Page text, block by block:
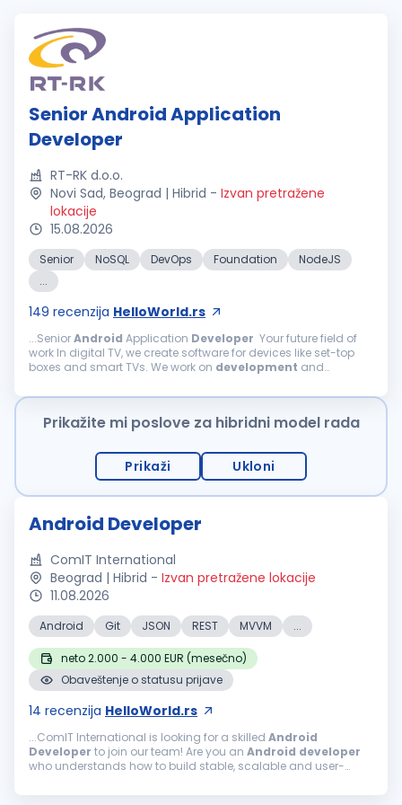
Senior Android Application
Developer
RT-RK d.o.o.
Novi Sad, Beograd | Hibrid - Izvan pretražene
lokacije
15.08.2026
Senior NoSQL DevOps Foundation
NodeJS
...
149 recenzija HelloWorld.rs
...SeniorAndroid Application Developer
work In digital TV, we create software for devices like set-top
boxes and smart TVs. We work on development and
AndroidTV, Linux...
Prikažite mi poslove za hibridni model rada
Prikaži Ukloni
Android Developer
ComIT International
Beograd | Hibrid - Izvan pretražene lokacije
11.08.2026
Android Git JSON REST MVVM ...
neto 2.000 - 4.000 EUR (mesečno)
Obaveštenje o statusu prijave
14 recenzija HelloWorld.rs
...ComIT International is looking for a skilled Android
Developer to join our team! Are you an Android developer
who understands how to build stable, scalable and user-
Android